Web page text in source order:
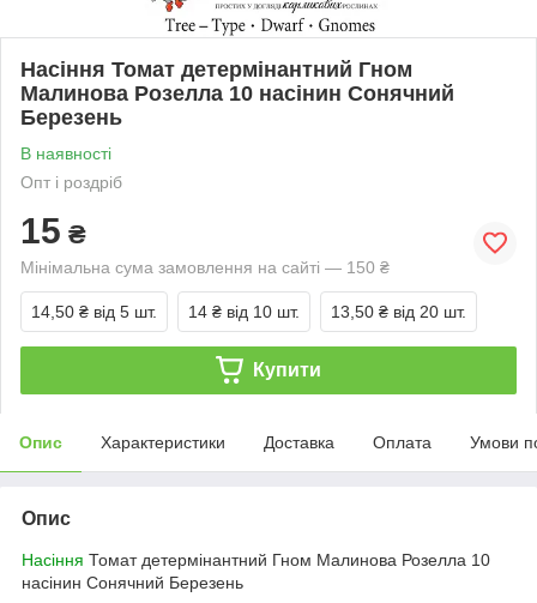
Насіння Томат детермінантний Гном
Малинова Розелла 10 насінин Сонячний
Березень
В наявності
Опт і роздріб
15 ₴
Мінімальна сума замовлення на сайті — 150 ₴
14,50 ₴ від 5 шт. 14 ₴ від 10 шт. 13,50 ₴ від 20 шт.
Купити
Опис Характеристики Доставка Оплата Умови
Опис
Насіння Томат детермінантний Гном Малинова Розелла 10
насінин Сонячний Березень